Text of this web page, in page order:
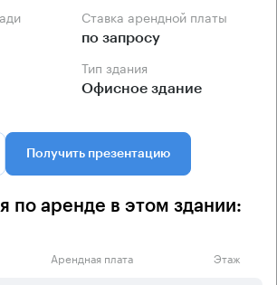
Ставка арендной платы
по запросу
Тип здания
Офисное здание
Получить презентацию
по аренде в этом здании:
Арендная плата Этаж